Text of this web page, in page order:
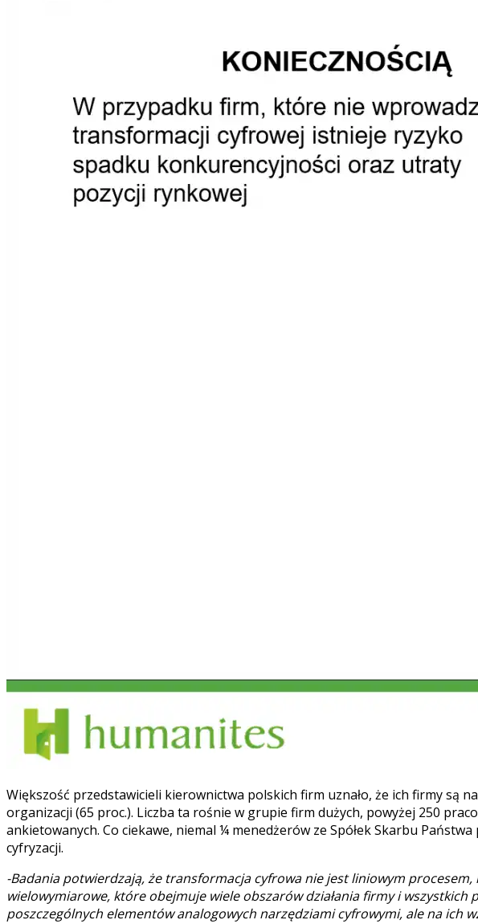
Większość przedstawicieli kierownictwa polskich firm uznało, że ich firmy są
organizacji (65 proc.). Liczba ta rośnie w grupie firm dużych, powyżej 250
ankietowanych. Co ciekawe, niemal ¼ menedżerów ze Spółek Skarbu
cyfryzacji.
-Badania potwierdzają, że transformacja cyfrowa nie jest liniowym
wielowymiarowe, które obejmuje wiele obszarów działania firmy i
poszczególnych elementów analogowych narzędziami cyfrowymi, ale na ich